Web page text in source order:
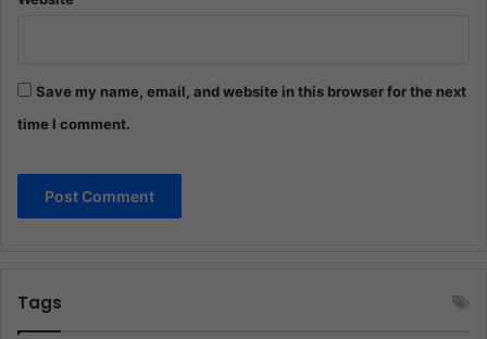
Save my name, email, and website in this browser for the next
time I comment.
Tags